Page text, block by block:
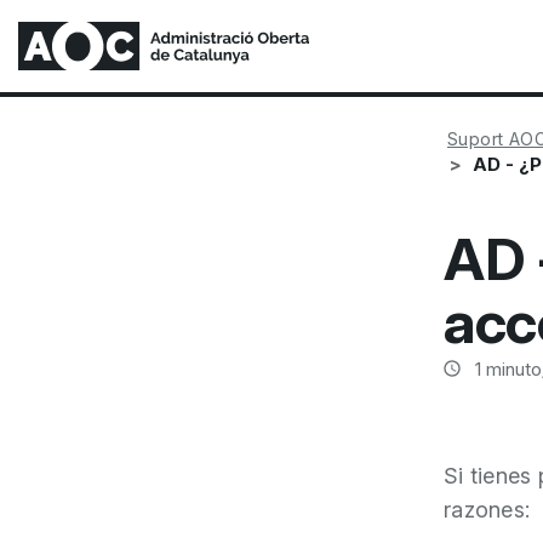
Suport
AD -
AD
1
Si tienes
razones: